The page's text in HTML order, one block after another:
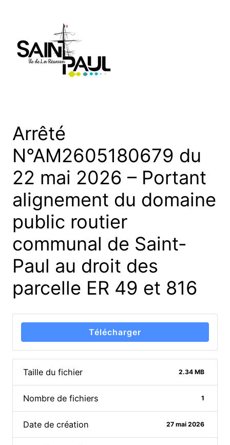
Arrêté
N°AM2605180679 du
22 mai 2026 – Portant
alignement du domaine
public routier
communal de Saint-
Paul au droit des
parcelle ER 49 et 816
Télécharger
Taille du fichier 2.34 MB
Nombre de fichiers 1
Date de création 27 mai 2026